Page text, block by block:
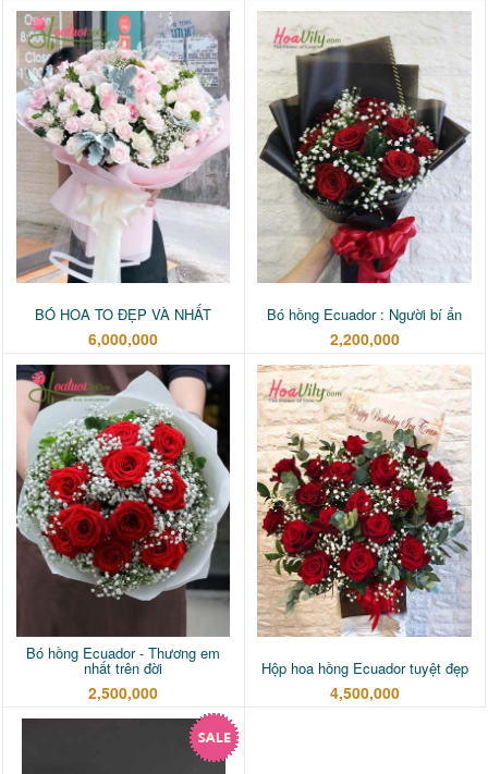
BÓ HOA TO ĐẸP VÀ NHẤT
6,000,000
Bó hồng Ecuador : Người bí ẩn
2,200,000
Bó hồng Ecuador - Thương em
nhất trên đời
2,500,000
Hộp hoa hồng Ecuador tuyệt đẹp
4,500,000